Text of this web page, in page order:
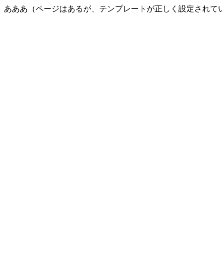
あああ（ページはあるが、テンプレートが正しく設定されて